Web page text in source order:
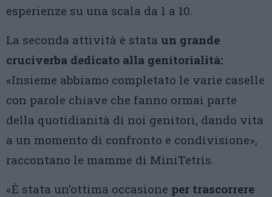
esperienze su una scala da 1 a 10.
La seconda attività è stata un grande
cruciverba dedicato alla genitorialità:
«Insieme abbiamo completato le varie caselle
con parole chiave che fanno ormai parte
della quotidianità di noi genitori, dando vita
a un momento di confronto e condivisione»,
raccontano le mamme di MiniTetris.
«È stata un’ottima occasione per trascorrere